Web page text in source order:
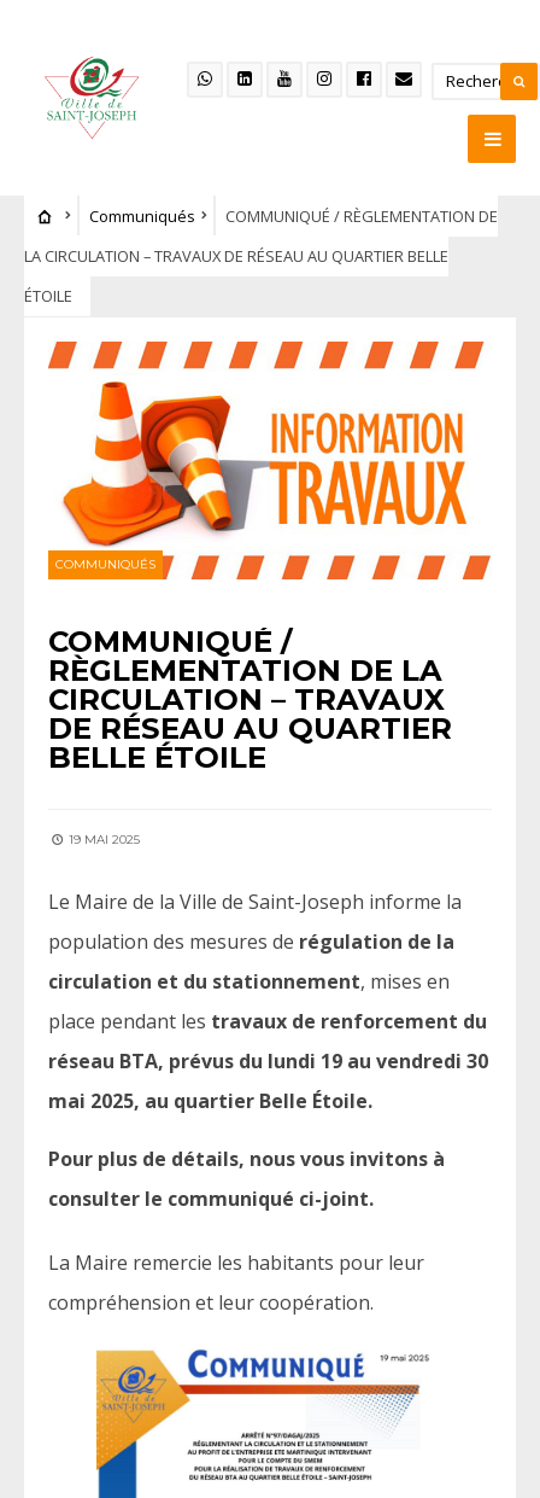
Communiqués
COMMUNIQUÉ / RÈGLEMENTATION DE
LA CIRCULATION – TRAVAUX DE RÉSEAU AU QUARTIER BELLE
ÉTOILE
COMMUNIQUÉS
COMMUNIQUÉ /
RÈGLEMENTATION DE LA
CIRCULATION – TRAVAUX
DE RÉSEAU AU QUARTIER
BELLE ÉTOILE
19 MAI 2025
Le Maire de la Ville de Saint-Joseph informe la
population des mesures de régulation de la
circulation et du stationnement, mises en
place pendant les travaux de renforcement du
réseau BTA, prévus du lundi 19 au vendredi 30
mai 2025, au quartier Belle Étoile.
Pour plus de détails, nous vous invitons à
consulter le communiqué ci-joint.
La Maire remercie les habitants pour leur
compréhension et leur coopération.